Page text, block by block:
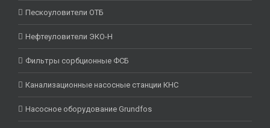
Пескоуловители ОТБ
Нефтеуловители ЭКО-Н
Фильтры сорбционные ФСБ
Канализационные насосные станции КНС
Насосное оборудование Grundfos